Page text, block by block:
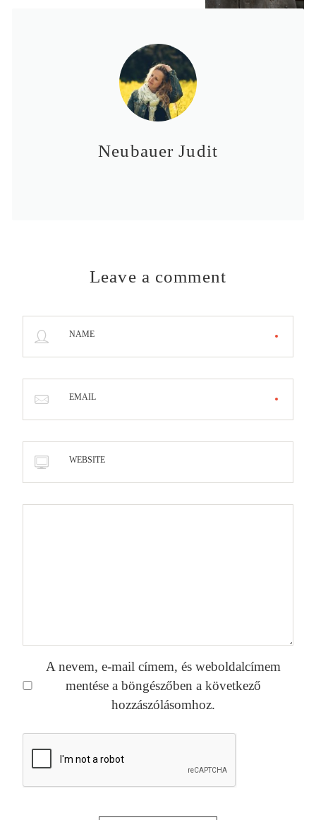
Neubauer Judit
Leave a comment
NAME
EMAIL
WEBSITE
A nevem, e-mail címem, és weboldalcímem
mentése a böngészőben a következő
hozzászólásomhoz.